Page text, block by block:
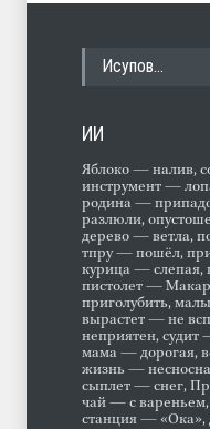
Исупов…
ИИ
Яблоко — налив,
инструмент —
родина —
разлюли,
дерево — ветла,
тпру — пошёл,
курица — слепая,
пистолет —
приголубить,
вырастет — не
неприятен, судит
мама — дорогая,
жизнь —
сыплет — снег,
чай — с
станция —